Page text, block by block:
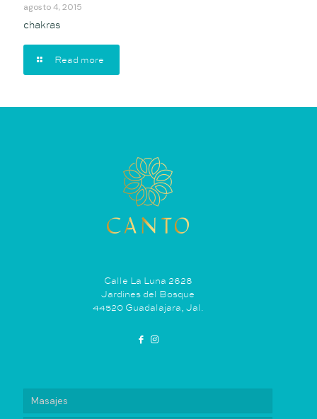
agosto 4, 2015
chakras
Read more
Calle La Luna 2628
Jardines del Bosque
44520 Guadalajara, Jal.
Masajes